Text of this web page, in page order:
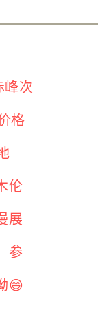
峰次
格
伦
展
参
😄